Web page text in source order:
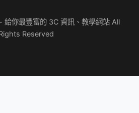
你最豐富的 3C 資訊、教學網站 All
Reserved